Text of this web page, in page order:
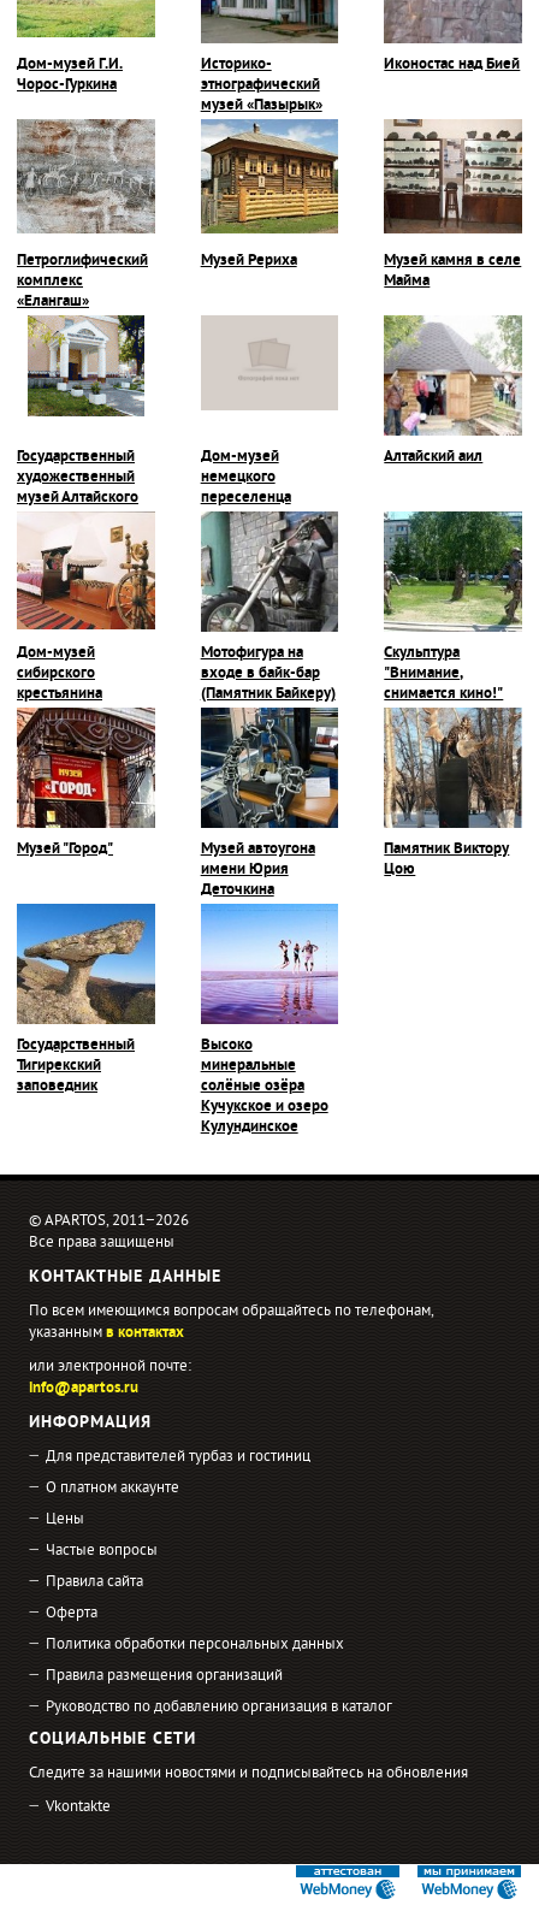
Дом-музей Г.И.
Чорос-Гуркина
Историко-
этнографический
музей «Пазырык»
Иконостас над Бией
Петроглифический
комплекс
«Елангаш»
Музей Рериха
Музей камня в селе
Майма
Государственный
художественный
музей Алтайского
края, г. Барнаул
Дом-музей
немецкого
переселенца
Алтайский аил
Дом-музей
сибирского
крестьянина
Мотофигура на
входе в байк-бар
(Памятник Байкеру)
Скульптура
"Внимание,
снимается кино!"
Музей "Город"
Музей автоугона
имени Юрия
Деточкина
Памятник Виктору
Цою
Государственный
Тигирекский
заповедник
Высоко
минеральные
солёные озёра
Кучукское и озеро
Кулундинское
© APARTOS, 2011−2026
Все права защищены
КОНТАКТНЫЕ ДАННЫЕ
По всем имеющимся вопросам обращайтесь по телефонам,
указаннымв контактах
или электронной почте:
info@apartos.ru
ИНФОРМАЦИЯ
Для представителей турбаз и гостиниц
О платном аккаунте
Цены
Частые вопросы
Правила сайта
Оферта
Политика обработки персональных данных
Правила размещения организаций
Руководство по добавлению организация в каталог
СОЦИАЛЬНЫЕ СЕТИ
Следите за нашими новостями и подписывайтесь на обновления
Vkontakte